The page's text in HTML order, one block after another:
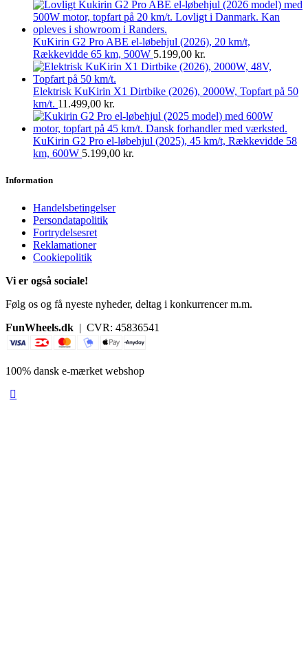
KuKirin G2 Pro ABE el-løbehjul (2026), 20 km/t,
Rækkevidde 65 km, 500W 5.199,00 kr.
Elektrisk KuKirin X1 Dirtbike (2026), 2000W, Topfart på 50
km/t. 11.499,00 kr.
KuKirin G2 Pro el-løbehjul (2025), 45 km/t, Rækkevidde 58
km, 600W 5.199,00 kr.
Information
Handelsbetingelser
Persondatapolitik
Fortrydelsesret
Reklamationer
Cookiepolitik
Vi er også sociale!
Følg os og få nyeste nyheder, deltag i konkurrencer m.m.
FunWheels.dk | CVR: 45836541
100% dansk e-mærket webshop